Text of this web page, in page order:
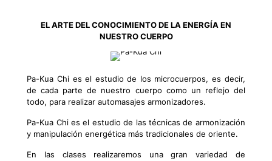
EL ARTE DEL CONOCIMIENTO DE LA ENERGÍA EN
NUESTRO CUERPO
Pa-Kua Chi es el estudio de los microcuerpos, es decir,
de cada parte de nuestro cuerpo como un reflejo del
todo, para realizar automasajes armonizadores.
Pa-Kua Chi es el estudio de las técnicas de armonización
y manipulación energética más tradicionales de oriente.
En las clases realizaremos una gran variedad de